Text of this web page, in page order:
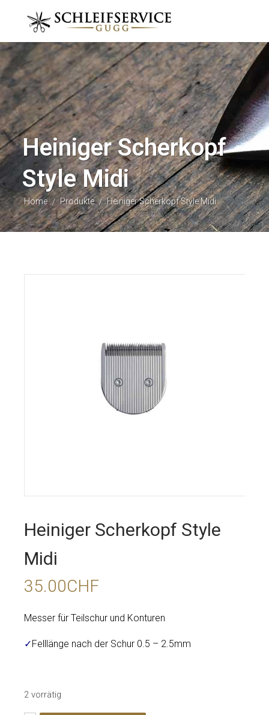
Heiniger Scherkopf
Style Midi
Home / Produkte / Heiniger Scherkopf Style Midi
Heiniger Scherkopf Style
Midi
35.00CHF
Messer für Teilschur und Konturen
✓Felllänge nach der Schur 0.5 – 2.5mm
2 vorrätig